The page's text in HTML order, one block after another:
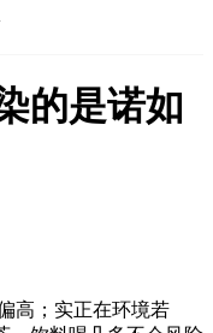
的是诺如
；实正在环境若